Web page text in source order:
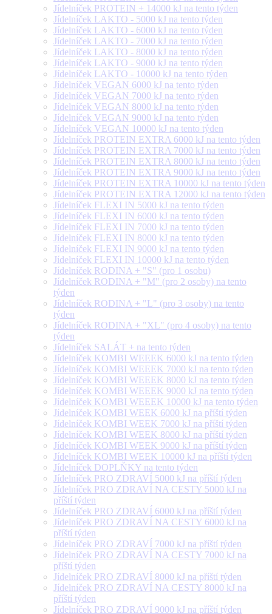
Jídelníček PROTEIN + 14000 kJ na tento týden
Jídelníček LAKTO - 5000 kJ na tento týden
Jídelníček LAKTO - 6000 kJ na tento týden
Jídelníček LAKTO - 7000 kJ na tento týden
Jídelníček LAKTO - 8000 kJ na tento týden
Jídelníček LAKTO - 9000 kJ na tento týden
Jídelníček LAKTO - 10000 kJ na tento týden
Jídelníček VEGAN 6000 kJ na tento týden
Jídelníček VEGAN 7000 kJ na tento týden
Jídelníček VEGAN 8000 kJ na tento týden
Jídelníček VEGAN 9000 kJ na tento týden
Jídelníček VEGAN 10000 kJ na tento týden
Jídelníček PROTEIN EXTRA 6000 kJ na tento týden
Jídelníček PROTEIN EXTRA 7000 kJ na tento týden
Jídelníček PROTEIN EXTRA 8000 kJ na tento týden
Jídelníček PROTEIN EXTRA 9000 kJ na tento týden
Jídelníček PROTEIN EXTRA 10000 kJ na tento týden
Jídelníček PROTEIN EXTRA 12000 kJ na tento týden
Jídelníček FLEXI IN 5000 kJ na tento týden
Jídelníček FLEXI IN 6000 kJ na tento týden
Jídelníček FLEXI IN 7000 kJ na tento týden
Jídelníček FLEXI IN 8000 kJ na tento týden
Jídelníček FLEXI IN 9000 kJ na tento týden
Jídelníček FLEXI IN 10000 kJ na tento týden
Jídelníček RODINA + "S" (pro 1 osobu)
Jídelníček RODINA + "M" (pro 2 osoby) na tento
týden
Jídelníček RODINA + "L" (pro 3 osoby) na tento
týden
Jídelníček RODINA + "XL" (pro 4 osoby) na tento
týden
Jídelníček SALÁT + na tento týden
Jídelníček KOMBI WEEEK 6000 kJ na tento týden
Jídelníček KOMBI WEEEK 7000 kJ na tento týden
Jídelníček KOMBI WEEEK 8000 kJ na tento týden
Jídelníček KOMBI WEEEK 9000 kJ na tento týden
Jídelníček KOMBI WEEEK 10000 kJ na tento týden
Jídelníček KOMBI WEEK 6000 kJ na příští týden
Jídelníček KOMBI WEEK 7000 kJ na příští týden
Jídelníček KOMBI WEEK 8000 kJ na příští týden
Jídelníček KOMBI WEEK 9000 kJ na příští týden
Jídelníček KOMBI WEEK 10000 kJ na příští týden
Jídelníček DOPLŇKY na tento týden
Jídelníček PRO ZDRAVÍ 5000 kJ na příští týden
Jídelníček PRO ZDRAVÍ NA CESTY 5000 kJ na
příští týden
Jídelníček PRO ZDRAVÍ 6000 kJ na příští týden
Jídelníček PRO ZDRAVÍ NA CESTY 6000 kJ na
příští týden
Jídelníček PRO ZDRAVÍ 7000 kJ na příští týden
Jídelníček PRO ZDRAVÍ NA CESTY 7000 kJ na
příští týden
Jídelníček PRO ZDRAVÍ 8000 kJ na příští týden
Jídelníček PRO ZDRAVÍ NA CESTY 8000 kJ na
příští týden
Jídelníček PRO ZDRAVÍ 9000 kJ na příští týden